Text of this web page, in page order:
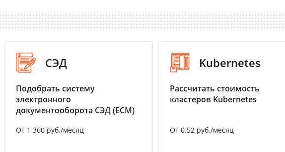
СЭД
Подобрать систему
электронного
документооборота СЭД (ECM)
От 1 360 руб./месяц
Kubernetes
Рассчитать стоимость
кластеров Kubernetes
От 0.52 руб./месяц